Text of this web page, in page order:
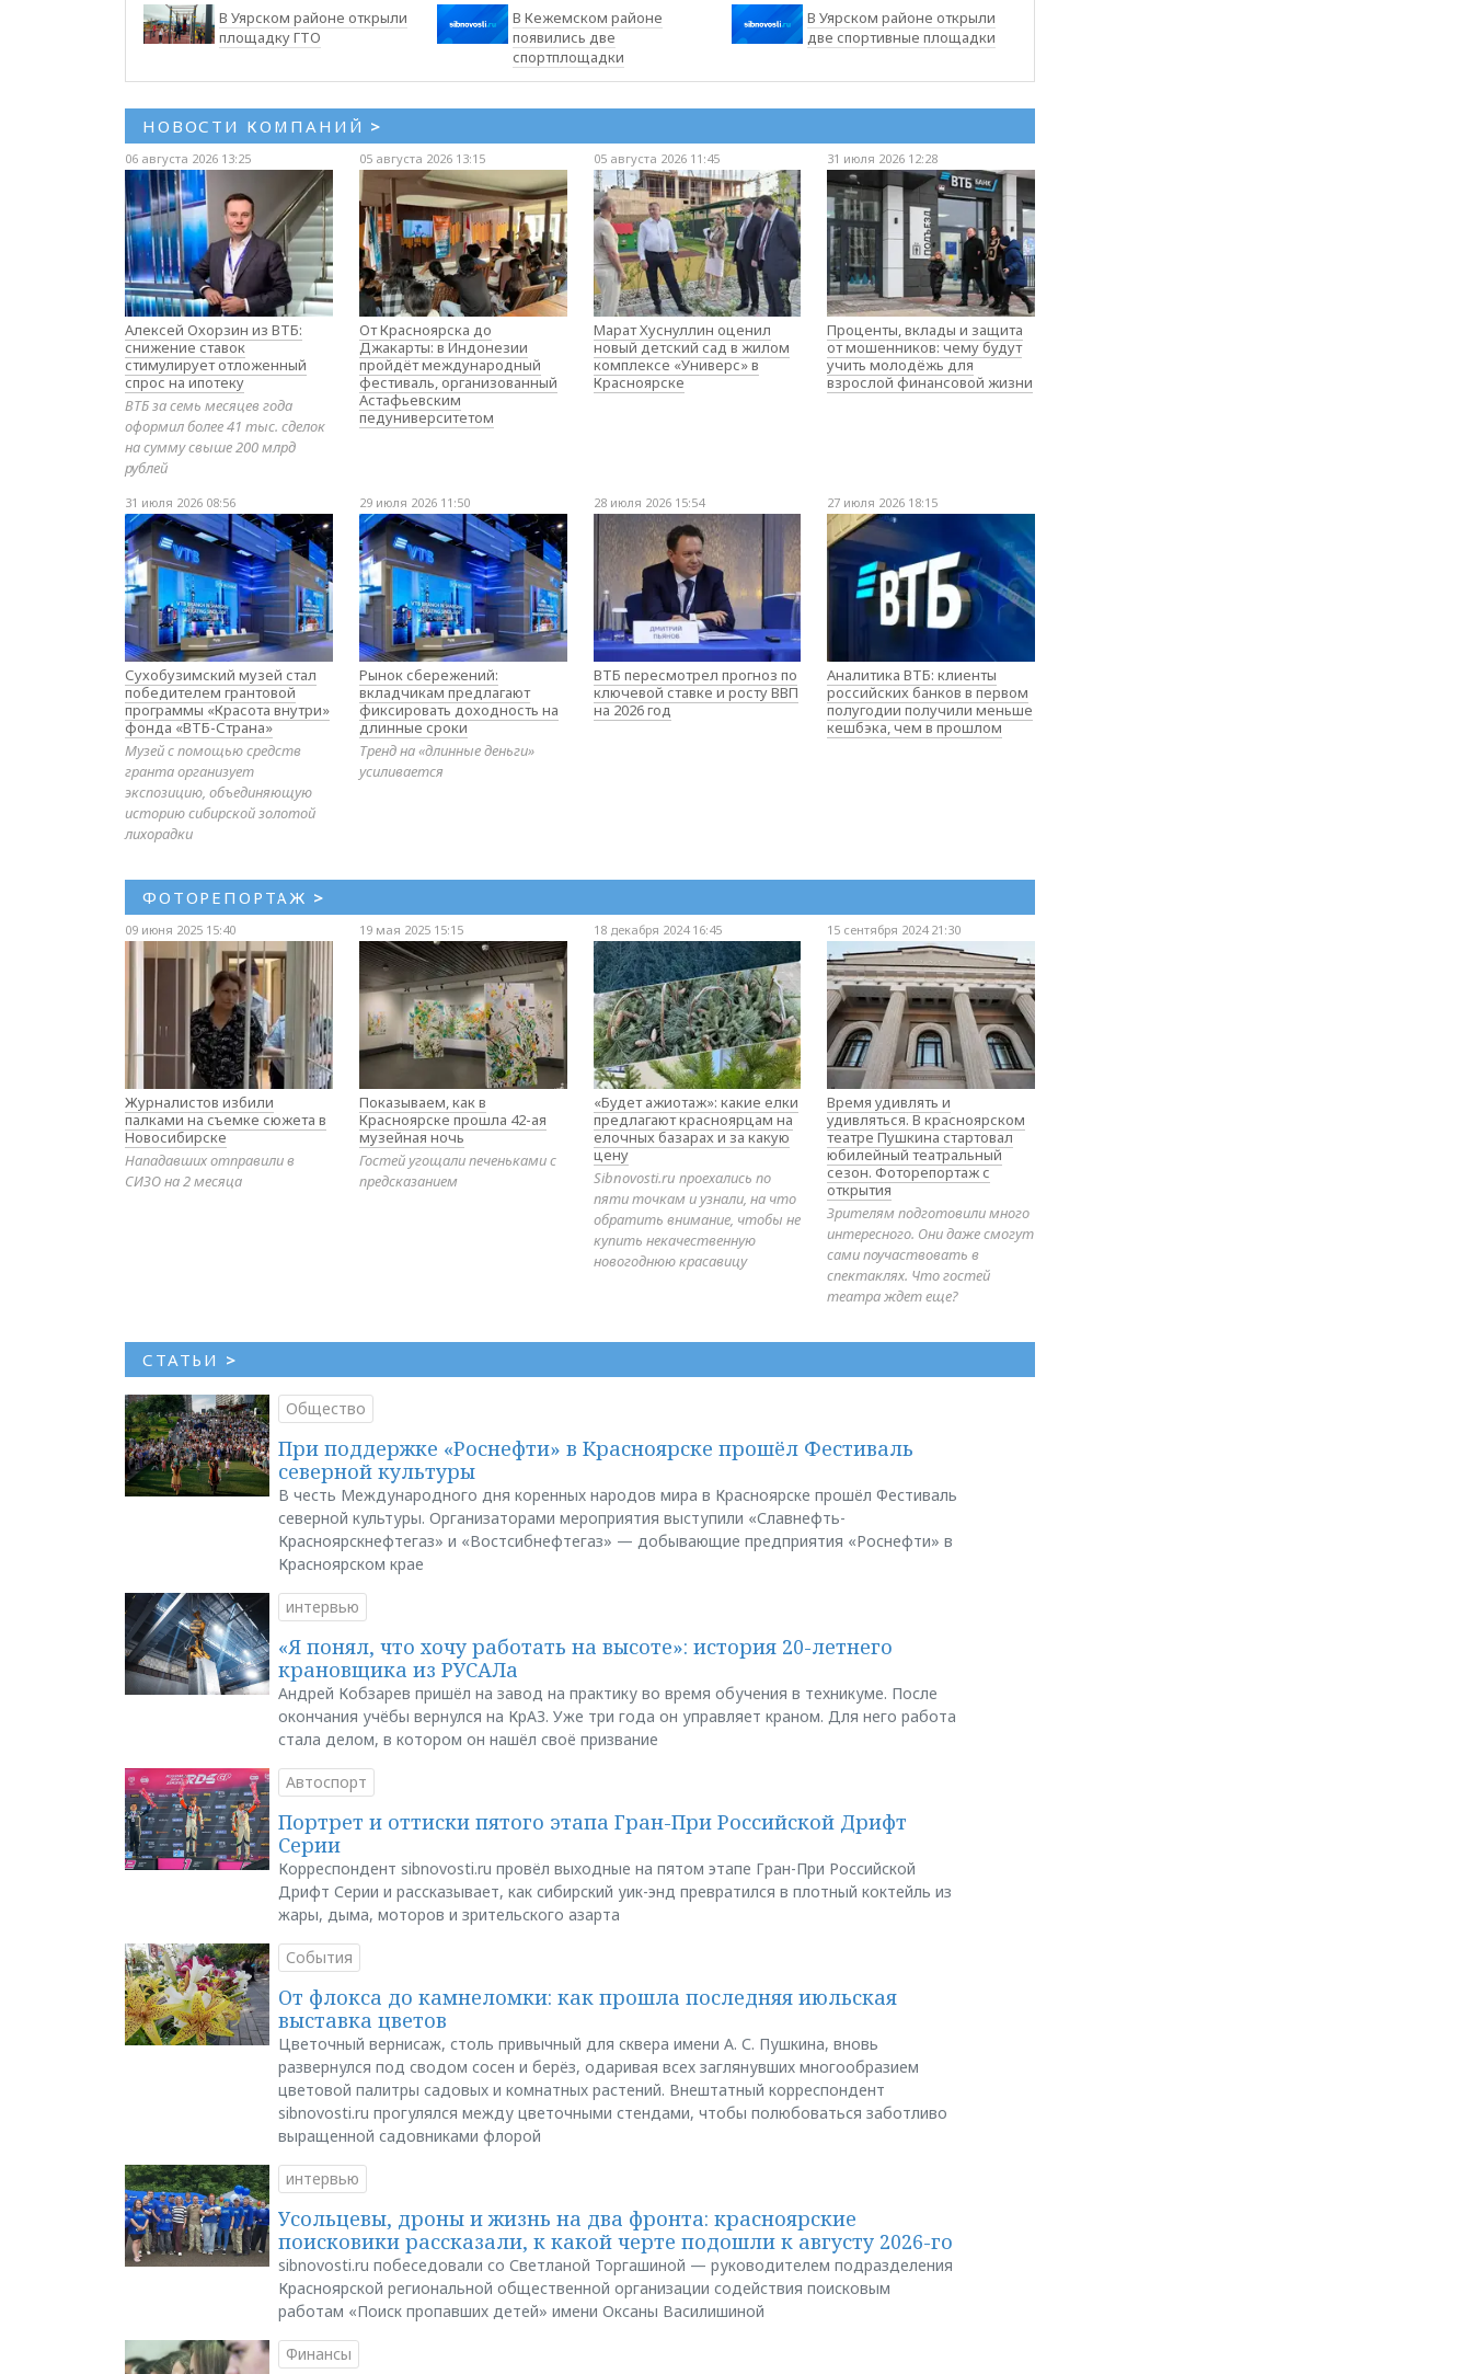
В Уярском районе открыли
площадку ГТО
В Кежемском районе
появились две
спортплощадки
В Уярском районе открыли
две спортивные площадки
НОВОСТИ КОМПАНИЙ >
06 августа 2026 13:25
Алексей Охорзин из ВТБ:
снижение ставок
стимулирует отложенный
спрос на ипотеку
ВТБ за семь месяцев года
оформил более 41 тыс. сделок
на сумму свыше 200 млрд
рублей
05 августа 2026 13:15
От Красноярска до
Джакарты: в Индонезии
пройдёт международный
фестиваль, организованный
Астафьевским
педуниверситетом
05 августа 2026 11:45
Марат Хуснуллин оценил
новый детский сад в жилом
комплексе «Универс» в
Красноярске
31 июля 2026 12:28
Проценты, вклады и защита
от мошенников: чему будут
учить молодёжь для
взрослой финансовой жизни
31 июля 2026 08:56
Сухобузимский музей стал
победителем грантовой
программы «Красота внутри»
фонда «ВТБ-Страна»
Музей с помощью средств
гранта организует
экспозицию, объединяющую
историю сибирской золотой
лихорадки
29 июля 2026 11:50
Рынок сбережений:
вкладчикам предлагают
фиксировать доходность на
длинные сроки
Тренд на «длинные деньги»
усиливается
28 июля 2026 15:54
ВТБ пересмотрел прогноз по
ключевой ставке и росту ВВП
на 2026 год
27 июля 2026 18:15
Аналитика ВТБ: клиенты
российских банков в первом
полугодии получили меньше
кешбэка, чем в прошлом
ФОТОРЕПОРТАЖ >
09 июня 2025 15:40
Журналистов избили
палками на съемке сюжета в
Новосибирске
Нападавших отправили в
СИЗО на 2 месяца
19 мая 2025 15:15
Показываем, как в
Красноярске прошла 42-ая
музейная ночь
Гостей угощали печеньками с
предсказанием
18 декабря 2024 16:45
«Будет ажиотаж»: какие елки
предлагают красноярцам на
елочных базарах и за какую
цену
Sibnovosti.ru проехались по
пяти точкам и узнали, на что
обратить внимание, чтобы не
купить некачественную
новогоднюю красавицу
15 сентября 2024 21:30
Время удивлять и
удивляться. В красноярском
театре Пушкина стартовал
юбилейный театральный
сезон. Фоторепортаж с
открытия
Зрителям подготовили много
интересного. Они даже смогут
сами поучаствовать в
спектаклях. Что гостей
театра ждет еще?
СТАТЬИ >
Общество
При поддержке «Роснефти» в Красноярске прошёл Фестиваль
северной культуры
В честь Международного дня коренных народов мира в Красноярске прошёл Фестиваль
северной культуры. Организаторами мероприятия выступили «Славнефть-
Красноярскнефтегаз» и «Востсибнефтегаз» — добывающие предприятия «Роснефти» в
Красноярском крае
интервью
«Я понял, что хочу работать на высоте»: история 20-летнего
крановщика из РУСАЛа
Андрей Кобзарев пришёл на завод на практику во время обучения в техникуме. После
окончания учёбы вернулся на КрАЗ. Уже три года он управляет краном. Для него работа
стала делом, в котором он нашёл своё призвание
Автоспорт
Портрет и оттиски пятого этапа Гран-При Российской Дрифт
Серии
Корреспондент sibnovosti.ru провёл выходные на пятом этапе Гран-При Российской
Дрифт Серии и рассказывает, как сибирский уик-энд превратился в плотный коктейль из
жары, дыма, моторов и зрительского азарта
События
От флокса до камнеломки: как прошла последняя июльская
выставка цветов
Цветочный вернисаж, столь привычный для сквера имени А. С. Пушкина, вновь
развернулся под сводом сосен и берёз, одаривая всех заглянувших многообразием
цветовой палитры садовых и комнатных растений. Внештатный корреспондент
sibnovosti.ru прогулялся между цветочными стендами, чтобы полюбоваться заботливо
выращенной садовниками флорой
интервью
Усольцевы, дроны и жизнь на два фронта: красноярские
поисковики рассказали, к какой черте подошли к августу 2026-го
sibnovosti.ru побеседовали со Светланой Торгашиной — руководителем подразделения
Красноярской региональной общественной организации содействия поисковым
работам «Поиск пропавших детей» имени Оксаны Василишиной
Финансы